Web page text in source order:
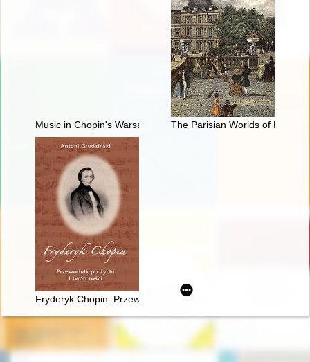
Music in Chopin's Warsaw The Parisian Worlds of
Fryderyk Chopin. Przewodnik po życiu i twórczości